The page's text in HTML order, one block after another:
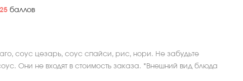
25 баллов
соус цезарь, соус спайси, рис, нори. Не забудьте
Они не входят в стоимость заказа. *Внешний вид блюда